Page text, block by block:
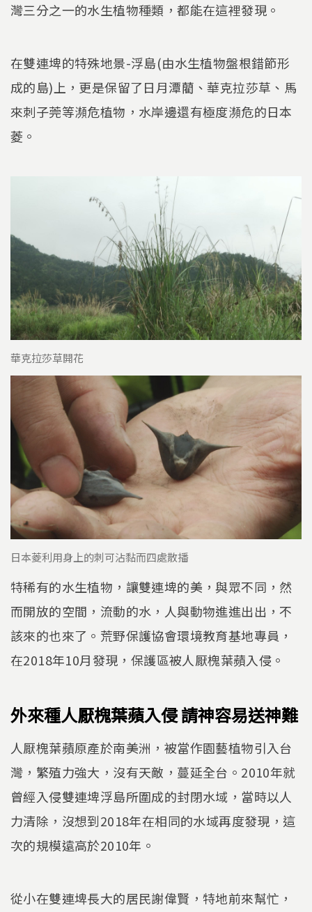
灣三分之一的水生植物種類，都能在這裡發現。
在雙連埤的特殊地景-浮島(由水生植物盤根錯節形
成的島)上，更是保留了日月潭藺、華克拉莎草、馬
來刺子莞等瀕危植物，水岸邊還有極度瀕危的日本
菱。
華克拉莎草開花
日本菱利用身上的刺可沾黏而四處散播
特稀有的水生植物，讓雙連埤的美，與眾不同，然
而開放的空間，流動的水，人與動物進進出出，不
該來的也來了。荒野保護協會環境教育基地專員，
在2018年10月發現，保護區被人厭槐葉蘋入侵。
外來種人厭槐葉蘋入侵 請神容易送神難
人厭槐葉蘋原產於南美洲，被當作園藝植物引入台
灣，繁殖力強大，沒有天敵，蔓延全台。2010年就
曾經入侵雙連埤浮島所圍成的封閉水域，當時以人
力清除，沒想到2018年在相同的水域再度發現，這
次的規模遠高於2010年。
從小在雙連埤長大的居民謝偉賢，特地前來幫忙，